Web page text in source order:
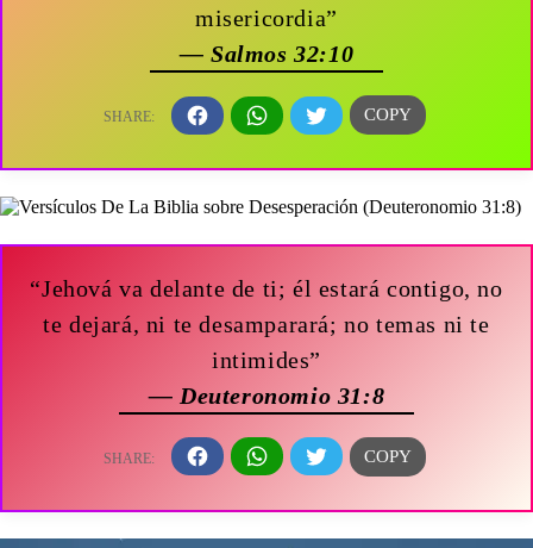
misericordia”
— Salmos 32:10
“Jehová va delante de ti; él estará contigo, no
te dejará, ni te desamparará; no temas ni te
intimides”
— Deuteronomio 31:8